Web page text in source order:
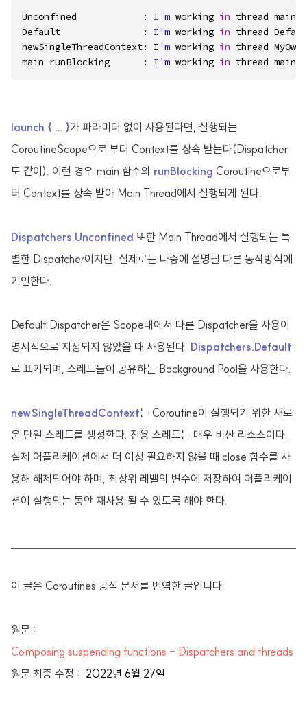
Unconfined            : I 'm working in thread main
Default               : I 'm working in thread
newSingleThreadContext: I 'm working in thread
main runBlocking      : I 'm working in thread main
launch { ... }가 파라미터 없이 사용된다면, 실행되는
CoroutineScope으로 부터 Context를 상속 받는다(Dispatcher
도 같이). 이런 경우 main 함수의 runBlocking Coroutine으로부
터 Context를 상속 받아 Main Thread에서 실행되게 된다.
Dispatchers.Unconfined 또한 Main Thread에서 실행되는 특
별한 Dispatcher이지만, 실제로는 나중에 설명될 다른 동작방식에
기인한다.
Default Dispatcher은 Scope내에서 다른 Dispatcher을 사용이
명시적으로 지정되지 않았을 때 사용된다. Dispatchers.Default
로 표기되며, 스레드들이 공유하는 Background Pool을 사용한다.
newSingleThreadContext는 Coroutine이 실행되기 위한 새로
운 단일 스레드를 생성한다. 전용 스레드는 매우 비싼 리소스이다.
실제 어플리케이션에서 더 이상 필요하지 않을 때 close 함수를 사
용해 해제되어야 하며, 최상위 레벨의 변수에 저장하여 어플리케이
션이 실행되는 동안 재사용 될 수 있도록 해야 한다.
이 글은 Coroutines 공식 문서를 번역한 글입니다.
원문 :
Composing suspending functions - Dispatchers and threads
원문 최종 수정 : 2022년 6월 27일